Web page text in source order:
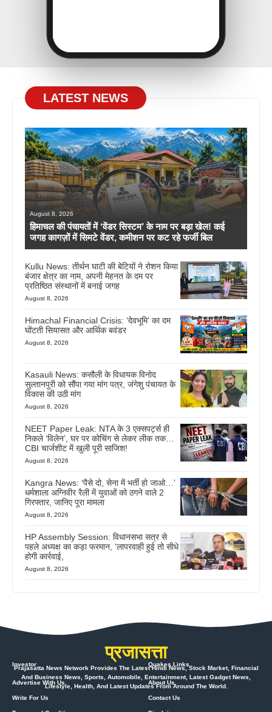
LATEST NEWS
August 8, 2026
हिमाचल की पंचायतों में ‘वेंडर सिस्टम’ के नाम पर बड़ा खेल! कई
जगह कागज़ों में सिमटे वेंडर, कमीशन पर कट रहे फर्जी बिल
Kullu News: तीर्थन घाटी की बेटियों ने रोशन किया
बंजार क्षेत्र का नाम, अपनी मेहनत के दम पर
प्रतिष्ठित संस्थानों में बनाई जगह
August 8, 2026
Himachal Financial Crisis: ‘देवभूमि’ का दम
घोंटती सियासत और आर्थिक बवंडर
August 8, 2026
Kasauli News: कसौली के विधायक विनोद
सुल्तानपुरी को सौंपा गया मांग पत्र, जंगेशु पंचायत के
विकास की उठी मांग
August 8, 2026
NEET Paper Leak: NTA के 3 एक्सपर्ट्स ही
निकले ‘विलेन’, घर पर कोचिंग से लेकर लीक तक…
CBI चार्जशीट में खुली पूरी साजिश!
August 8, 2026
Kangra News: ‘पैसे दो, सेना में भर्ती हो जाओ…’
धर्मशाला अग्निवीर रैली में युवाओं को ठगने वाले 2
गिरफ्तार, जानिए पूरा मामला
August 8, 2026
HP Assembly Session: विधानसभा सत्र से
पहले अध्यक्ष का कड़ा फरमान, ‘लापरवाही हुई तो सीधे
होगी कार्रवाई,
August 8, 2026
प्रजासत्ता
Prajasatta News Network Provides The Latest Hindi News, Stock Market, Financial
And Business News, Sports, Automobile, Entertainment, Latest Gadget News,
Lifestyle, Health, And Latest Updates From Around The World.
Investor
Advertise With Us
Write For Us
Quakes Links
About Us
Contact Us